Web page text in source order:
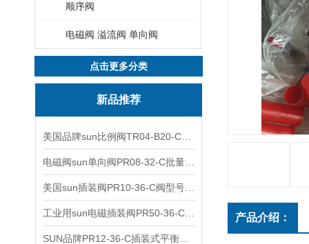
顺序阀
电磁阀 溢流阀 单向阀
点击更多分类
新品推荐
产品介绍：